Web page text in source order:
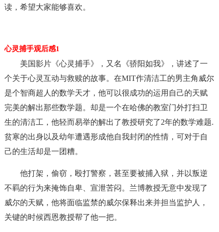
读，希望大家能够喜欢。
心灵捕手观后感1
美国影片《心灵捕手》，又名《骄阳如我》，讲述了一
个关于心灵互动与救赎的故事。在MIT作清洁工的男主角威尔
是个智商超人的数学天才，他可以很成功的运用自己的天赋
完美的解出那些数学题。却是一个在哈佛的教室门外打扫卫
生的清洁工，他轻而易举的解出了教授研究了2年的数学难题.
贫寒的出身以及幼年遭遇形成他自我封闭的性情，可对于自
己的生活却是一团糟。
他打架，偷窃，殴打警察，甚至要被捕入狱，并以叛逆
不羁的行为来掩饰自卑、宣泄苦闷。兰博教授无意中发现了
威尔的天赋，他将面临监禁的威尔保释出来并担当监护人，
关键的时候西恩教授帮了他一把。